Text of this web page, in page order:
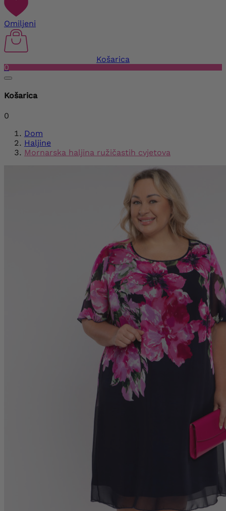
Omiljeni
Košarica
0
Košarica
0
Dom
Haljine
Mornarska haljina ružičastih cvjetova